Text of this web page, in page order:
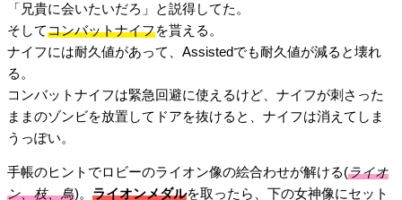
「兄貴に会いたいだろ」と説得してた。
そしてコンバットナイフを貰える。
ナイフには耐久値があって、Assistedでも耐久値が減ると壊れ
る。
コンバットナイフは緊急回避に使えるけど、ナイフが刺さった
ままのゾンビを放置してドアを抜けると、ナイフは消えてしま
うっぽい。
手帳のヒントでロビーのライオン像の絵合わせが解ける(ライオ
ン、枝、鳥)。 ライオンメダルを取ったら、下の女神像にセット